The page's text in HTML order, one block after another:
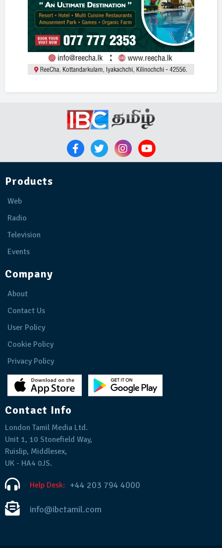
Products
Web
Radio
Television
Events
Company
About
Contact Us
User Policy
Cookie Policy
Privacy Policy
Contact Info
London Tamil Media Ltd.
Unit 1, 10 Stonefield Way,
Ruislip, Middlesex,
UK - HA4 0JS.
Help Desk: +44 203 794 4000
info@ibctamil.com